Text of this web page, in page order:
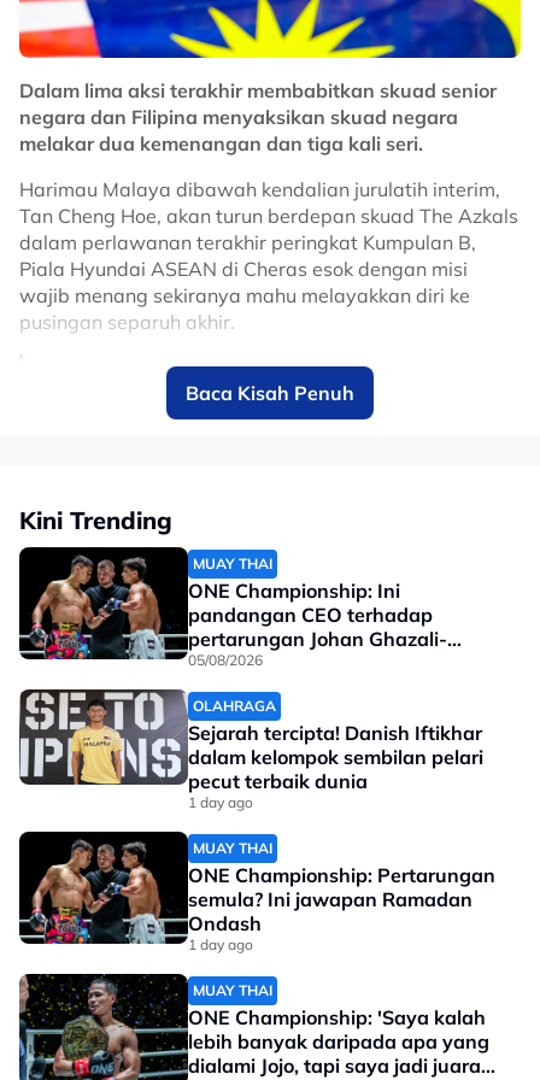
Dalam lima aksi terakhir membabitkan skuad senior
negara dan Filipina menyaksikan skuad negara
melakar dua kemenangan dan tiga kali seri.
Harimau Malaya dibawah kendalian jurulatih interim,
Tan Cheng Hoe, akan turun berdepan skuad The Azkals
dalam perlawanan terakhir peringkat Kumpulan B,
Piala Hyundai ASEAN di Cheras esok dengan misi
wajib menang sekiranya mahu melayakkan diri ke
pusingan separuh akhir.
Every competition begins with belief.
July 25, setting up a challenging yet
intriguing opening encounter.
pic.twitter.com/OPwPb0YYj1
— Malaysia NT (@malaysia_nt)January
16, 2026
Keputusan:
4/9/2024: Pesta Bola Merdeka 2024 (Separuh Akhir)
Malaysia 2-1 Filipina
23/3/2022: Perlawanan Persahabatan
Malaysia 2-0 Filipina
22/3/2017: Perlawanan Persahabatan
Malaysia 0-0 Filipina
1/3/2024: Perlawanan Persahabatan
Malaysia 0-0 Filipina
1/6/2012: Perlawanan Persahabatan
Baca Kisah Penuh
Kini Trending
MUAY THAI
ONE Championship: Ini
pandangan CEO terhadap
pertarungan Johan Ghazali-
Ramadan Ondash
05/08/2026
OLAHRAGA
Sejarah tercipta! Danish Iftikhar
dalam kelompok sembilan pelari
pecut terbaik dunia
1 day ago
MUAY THAI
ONE Championship: Pertarungan
semula? Ini jawapan Ramadan
Ondash
1 day ago
MUAY THAI
ONE Championship: 'Saya kalah
lebih banyak daripada apa yang
dialami Jojo, tapi saya jadi juara